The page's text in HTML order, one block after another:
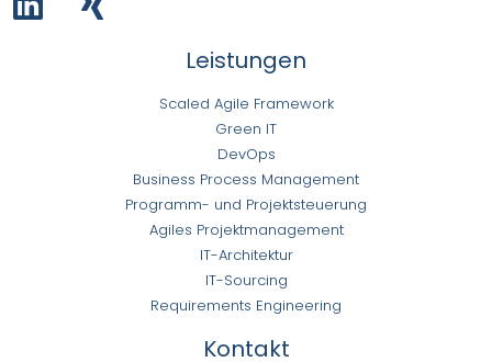
Leistungen
Scaled Agile Framework
Green IT
DevOps
Business Process Management
Programm- und Projektsteuerung
Agiles Projektmanagement
IT-Architektur
IT-Sourcing
Requirements Engineering
Kontakt